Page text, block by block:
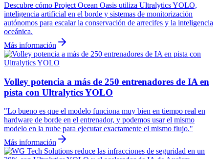
Descubre cómo Project Ocean Oasis utiliza Ultralytics YOLO,
inteligencia artificial en el borde y sistemas de monitorización
autónomos para escalar la conservación de arrecifes y la inteligencia
oceánica.
Más información
Volley potencia a más de 250 entrenadores de IA en
pista con Ultralytics YOLO
"Lo bueno es que el modelo funciona muy bien en tiempo real en
hardware de borde en el entrenador, y podemos usar el mismo
modelo en la nube para ejecutar exactamente el mismo flujo."
Más información